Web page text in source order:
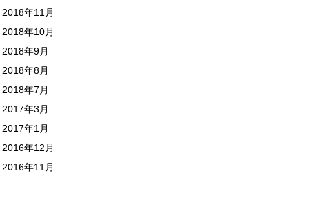
2018年11月
2018年10月
2018年9月
2018年8月
2018年7月
2017年3月
2017年1月
2016年12月
2016年11月